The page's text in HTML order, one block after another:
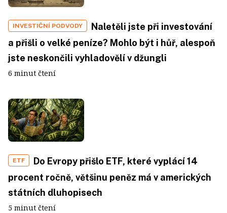
INVESTIČNÍ PODVODY
Naletěli jste při investování
a přišli o velké peníze? Mohlo být i hůř, alespoň
jste neskončili vyhladovělí v džungli
6 minut čtení
ETF
Do Evropy přišlo ETF, které vyplácí 14
procent ročně, většinu peněz má v amerických
státních dluhopisech
5 minut čtení